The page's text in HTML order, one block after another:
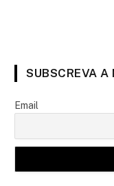
SUBSCREVA
Email